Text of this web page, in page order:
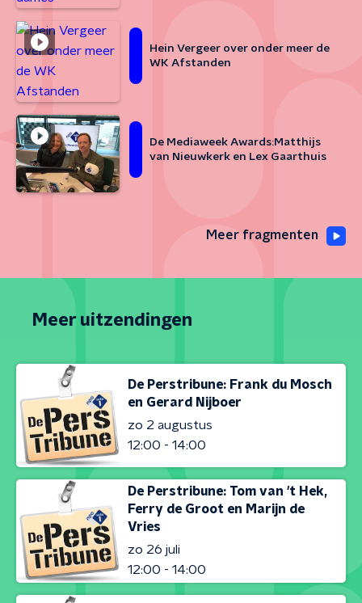
Hein Vergeer over onder meer de
WK Afstanden
De Mediaweek Awards:Matthijs
van Nieuwkerk en Lex Gaarthuis
Meer fragmenten
Meer uitzendingen
De Perstribune: Frank du Mosch
en Gerard Nijboer
zo 2 augustus
12:00 - 14:00
De Perstribune: Tom van 't Hek,
Ferry de Groot en Marijn de
Vries
zo 26 juli
12:00 - 14:00